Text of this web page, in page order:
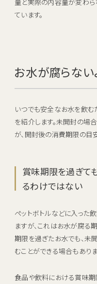
ています。
お水が腐らな
いつでも安全なお水を飲む
を紹介します。未開封の場
が、開封後の消費期限の目
賞味期限を過ぎて
るわけではない
ペットボトルなどに入った
ますが、これはお水が腐る
期限を過ぎたお水でも、未
むことができる場合もありま
食品や飲料における賞味期